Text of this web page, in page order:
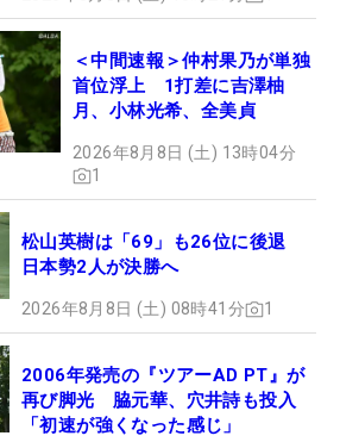
＜中間速報＞仲村果乃が単独
首位浮上 1打差に吉澤柚
月、小林光希、全美貞
2026年8月8日 (土) 13時04分
1
松山英樹は「69」も26位に後退
日本勢2人が決勝へ
2026年8月8日 (土) 08時41分 1
2006年発売の『ツアーAD PT』が
再び脚光 脇元華、穴井詩も投入
「初速が強くなった感じ」